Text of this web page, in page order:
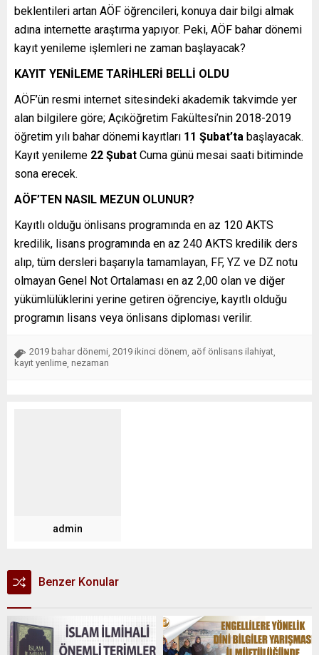
beklentileri artan AÖF öğrencileri, konuya dair bilgi almak
adına internette araştırma yapıyor. Peki, AÖF bahar dönemi
kayıt yenileme işlemleri ne zaman başlayacak?
KAYIT YENİLEME TARİHLERİ BELLİ OLDU
AÖF’ün resmi internet sitesindeki akademik takvimde yer
alan bilgilere göre; Açıköğretim Fakültesi’nin 2018-2019
öğretim yılı bahar dönemi kayıtları 11 Şubat’ta başlayacak.
Kayıt yenileme 22 Şubat Cuma günü mesai saati bitiminde
sona erecek.
AÖF’TEN NASIL MEZUN OLUNUR?
Kayıtlı olduğu önlisans programında en az 120 AKTS
kredilik, lisans programında en az 240 AKTS kredilik ders
alıp, tüm dersleri başarıyla tamamlayan, FF, YZ ve DZ notu
olmayan Genel Not Ortalaması en az 2,00 olan ve diğer
yükümlülüklerini yerine getiren öğrenciye, kayıtlı olduğu
programın lisans veya önlisans diploması verilir.
2019 bahar dönemi 2019 ikinci dönem aöf önlisans ilahiyat
kayıt yenlime nezaman
admin
Benzer Konular